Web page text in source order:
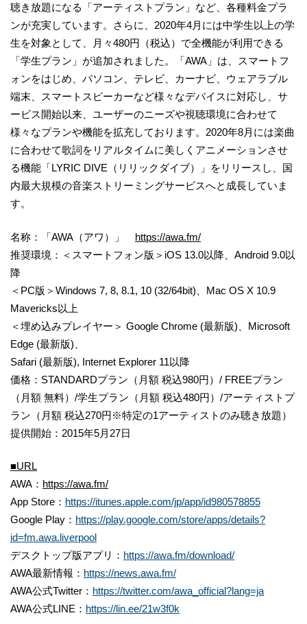
聴き放題になる「アーティストプラン」など、各種料金プラ
ンが充実しています。さらに、2020年4月には中学生以上の学
生を対象として、月々480円（税込）で全機能が利用できる
「学生プラン」が追加されました。「AWA」は、スマートフ
ォンをはじめ、パソコン、テレビ、カーナビ、ウェアラブル
端末、スマートスピーカーなど様々なデバイスに対応し、サ
ービス開始以来、ユーザーのニーズや視聴環境に合わせて
様々なプランや機能を拡充しております。2020年8月には楽曲
に合わせて歌詞をリアルタイムに美しくアニメーションさせ
る機能「LYRIC DIVE（リリックダイブ）」をリリースし、国
内最大規模の音楽ストリーミングサービスへと成長していま
す。
名称：「AWA（アワ）」 https://awa.fm/
推奨環境：＜スマートフォン版＞iOS 13.0以降、Android 9.0以
降
＜PC版＞Windows 7, 8, 8.1, 10 (32/64bit)、Mac OS X 10.9
Mavericks以上
＜埋め込みプレイヤー＞ Google Chrome (最新版)、Microsoft
Edge (最新版)、
Safari (最新版), Internet Explorer 11以降
価格：STANDARDプラン（月額 税込980円）/ FREEプラン
（月額 無料）/学生プラン（月額 税込480円）/アーティストプ
ラン（月額 税込270円※特定の1アーティストのみ聴き放題）
提供開始：2015年5月27日
■URL
AWA： https://awa.fm/
App Store： https://itunes.apple.com/jp/app/id980578855
Google Play： https://play.google.com/store/apps/details?
id=fm.awa.liverpool
デスクトップ版アプリ： https://awa.fm/download/
AWA最新情報： https://news.awa.fm/
AWA公式Twitter： https://twitter.com/awa_official?lang=ja
AWA公式LINE： https://lin.ee/21w3f0k